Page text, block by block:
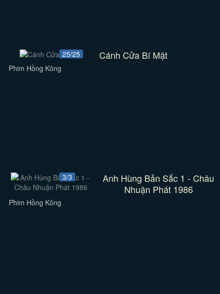
25/25 Cánh Cửa Bí Mật
Phim Hồng Kông
3/3
Anh Hùng Bản Sắc 1 - Châu
Nhuận Phát 1986
Phim Hồng Kông